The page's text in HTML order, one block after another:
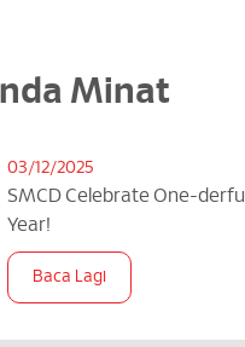
Minat
03/12/2025
SMCD Celebrate One-derful
Year!
Baca Lagi